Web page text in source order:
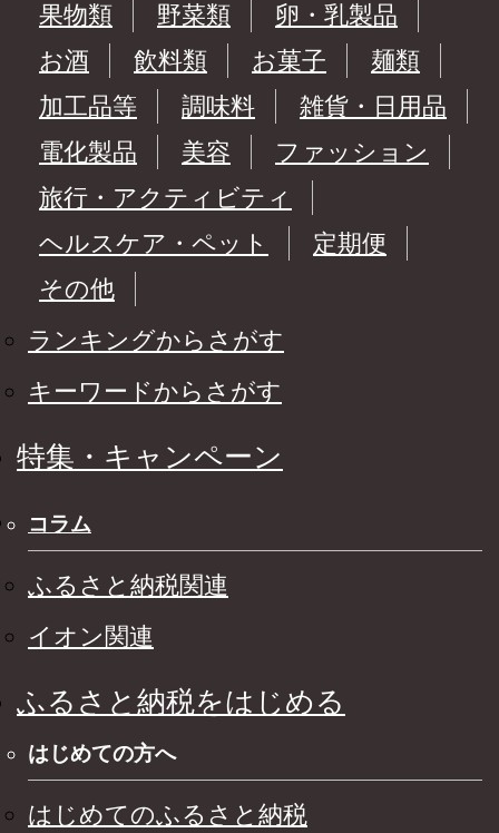
果物類
野菜類
卵・乳製品
お酒
飲料類 お菓子
麺類
加工品等
調味料
雑貨・日用品
電化製品
美容
ファッション
旅行・アクティビティ
ヘルスケア・ペット
定期便
その他
ランキングからさがす
キーワードからさがす
特集・キャンペーン
コラム
ふるさと納税関連
イオン関連
ふるさと納税をはじめる
はじめての方へ
はじめてのふるさと納税